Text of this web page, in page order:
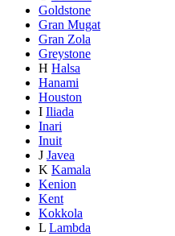
Goldstone
Gran Mugat
Gran Zola
Greystone
H Halsa
Hanami
Houston
I Iliada
Inari
Inuit
J Javea
K Kamala
Kenion
Kent
Kokkola
L Lambda